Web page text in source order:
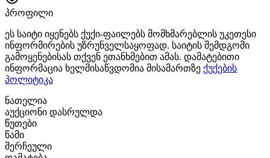
პროფილი
ეს საიტი იყენებს ქუქი-ფაილებს მომხმარებლის უკეთესი
ინფორმირების უზრუნველსაყოფად. საიტის შემდგომი
გამოყენებისას თქვენ ეთანხმებით ამას. დამატებითი
ინფორმაცია ხელმისაწვდომია მისამართზე ქუქების
პოლიტიკა
ნათელია
აუქციონი დასრულდა
წუთები
წამი
შერჩეული